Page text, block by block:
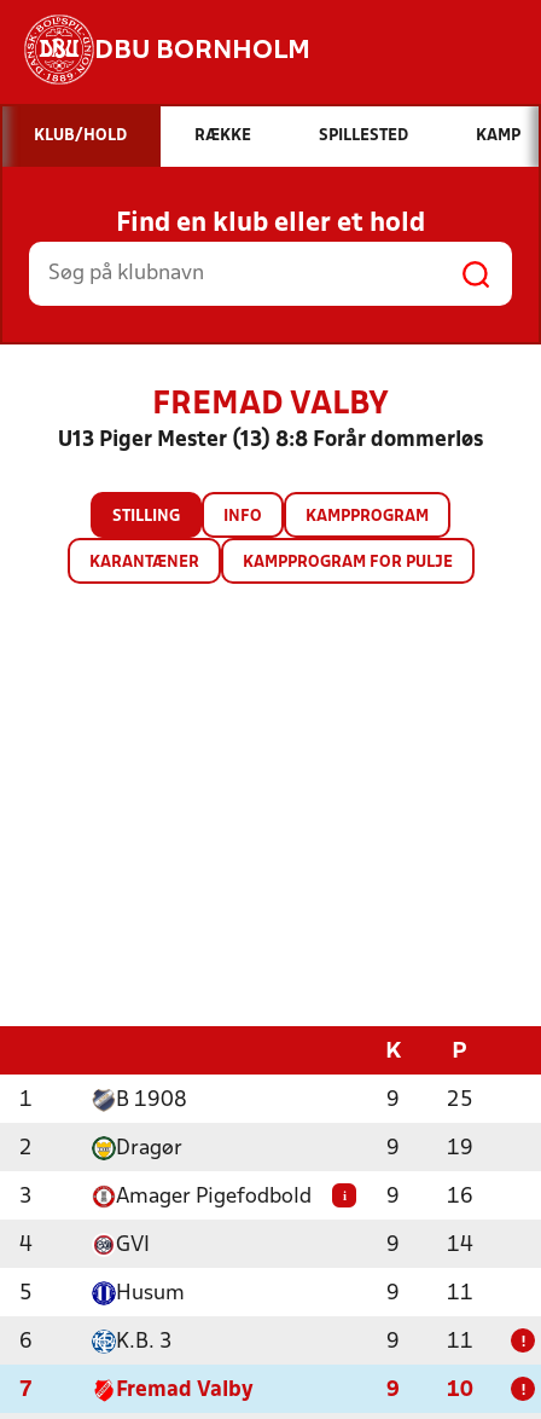
DBU BORNHOLM
Hvad vil du søge efter?
INDHOLD OG NYHEDER
STILLINGER, RESULTATER, KLUBBER OG
HOLD
KLUB/HOLD RÆKKE SPILLESTED KAMP
Find en klub eller et hold
FREMAD VALBY
U13 Piger Mester (13) 8:8 Forår dommerløs
STILLING INFO KAMPPROGRAM
KARANTÆNER KAMPPROGRAM FOR PULJE
K P
1 B 1908 9 25
2 Dragør 9 19
3 Amager Pigefodbold i 9 16
4 GVI 9 14
5 Husum 9 11
6 K.B. 3 9 11 !
7 Fremad Valby 9 10 !